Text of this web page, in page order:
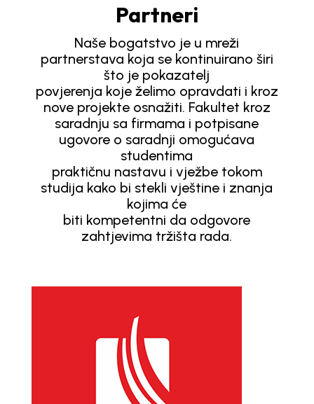
Partneri
Naše bogatstvo je u mreži
partnerstava koja se kontinuirano širi
što je pokazatelj
povjerenja koje želimo opravdati i kroz
nove projekte osnažiti. Fakultet kroz
saradnju sa firmama i potpisane
ugovore o saradnji omogućava
studentima
praktičnu nastavu i vježbe tokom
studija kako bi stekli vještine i znanja
kojima će
biti kompetentni da odgovore
zahtjevima tržišta rada.